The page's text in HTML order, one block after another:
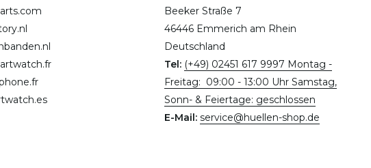
Beeker Straße 7
46446 Emmerich am Rhein
Deutschland
Tel: (+49) 02451 617 9997 Montag -
Freitag: 09:00 - 13:00 Uhr Samstag,
Sonn- & Feiertage: geschlossen
E-Mail: service@huellen-shop.de